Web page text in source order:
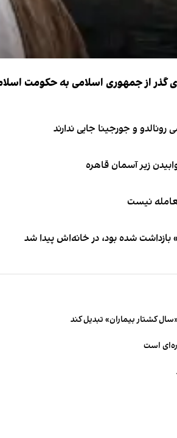
گذر از جمهوری اسلامی به حکومت
نیست
بازداشت شده بود، در خانه‌اش پیدا شد
است